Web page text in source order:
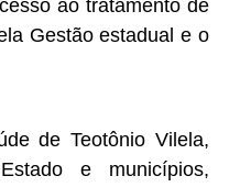
ao tratamento de
Gestão estadual e o
de Teotônio Vilela,
e municípios,